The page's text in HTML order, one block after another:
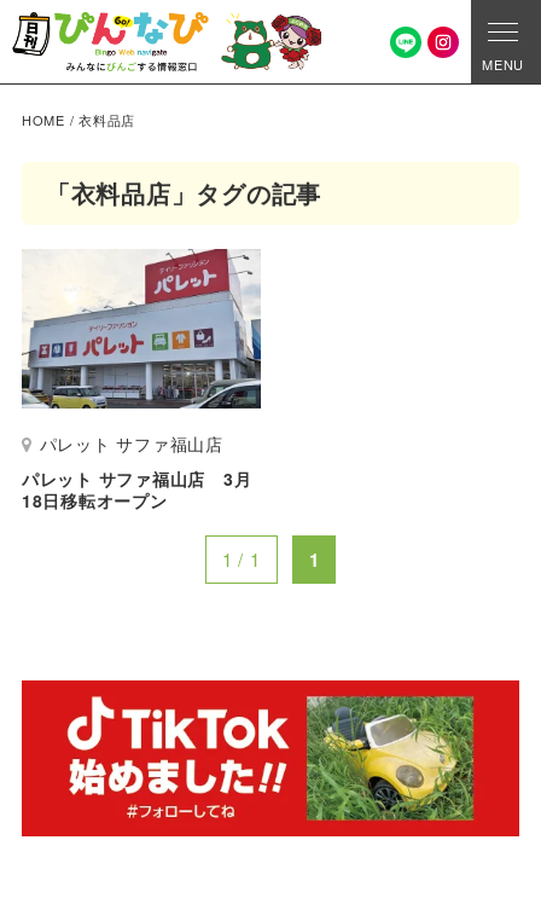
MENU
HOME /衣料品店
「衣料品店」タグの記事
パレット サファ福山店
パレット サファ福山店 3月
18日移転オープン
1 / 1 1